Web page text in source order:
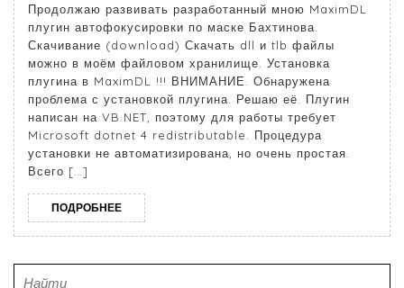
Продолжаю развивать разработанный мною MaximDL
плугин автофокусировки по маске Бахтинова.
Скачивание (download) Скачать dll и tlb файлы
можно в моём файловом хранилище. Установка
плугина в MaximDL !!! ВНИМАНИЕ. Обнаружена
проблема с установкой плугина. Решаю её. Плугин
написан на VB.NET, поэтому для работы требует
Microsoft dotnet 4 redistributable. Процедура
установки не автоматизирована, но очень простая.
Всего […]
ПОДРОБНЕЕ